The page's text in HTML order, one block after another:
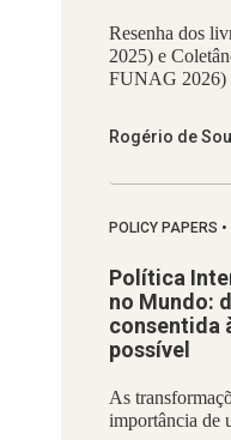
Resenha dos
2025) e
FUNAG 2026)
Rogério de
POLICY PAPERS •
Política
no Mundo:
consentida
possível
As
importância de